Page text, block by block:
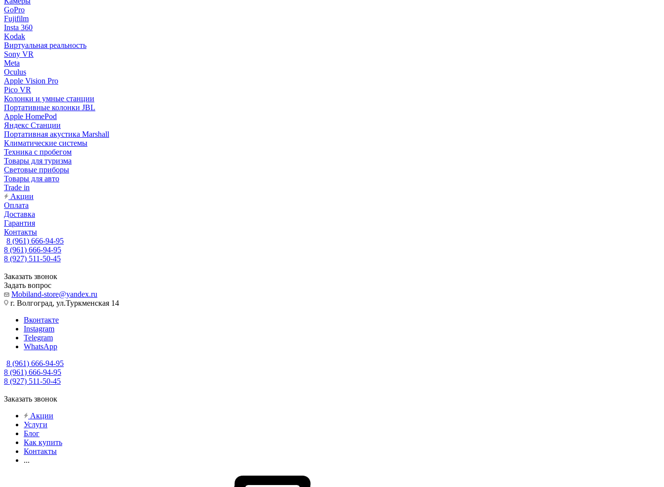
GoPro
Fujifilm
Insta 360
Kodak
Виртуальная реальность
Sony VR
Meta
Oculus
Apple Vision Pro
Pico VR
Колонки и умные станции
Портативные колонки JBL
Apple HomePod
Яндекс Станции
Портативная акустика Marshall
Климатические системы
Техника с пробегом
Товары для туризма
Световые приборы
Товары для авто
Trade in
Акции
Оплата
Доставка
Гарантия
Контакты
8 (961) 666-94-95
8 (961) 666-94-95
8 (927) 511-50-45
Заказать звонок
Задать вопрос
Mobiland-store@yandex.ru
г. Волгоград, ул.Туркменская 14
Вконтакте
Instagram
Telegram
WhatsApp
8 (961) 666-94-95
8 (961) 666-94-95
8 (927) 511-50-45
Заказать звонок
Акции
Услуги
Блог
Как купить
Контакты
...